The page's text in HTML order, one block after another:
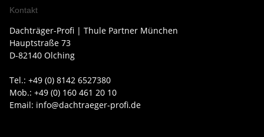
Kontakt
Dachträger-Profi | Thule Partner München
Hauptstraße 73
D-82140 Olching
Tel.: +49 (0) 8142 6527380
Mob.: +49 (0) 160 461 20 10
Email: info@dachtraeger-profi.de